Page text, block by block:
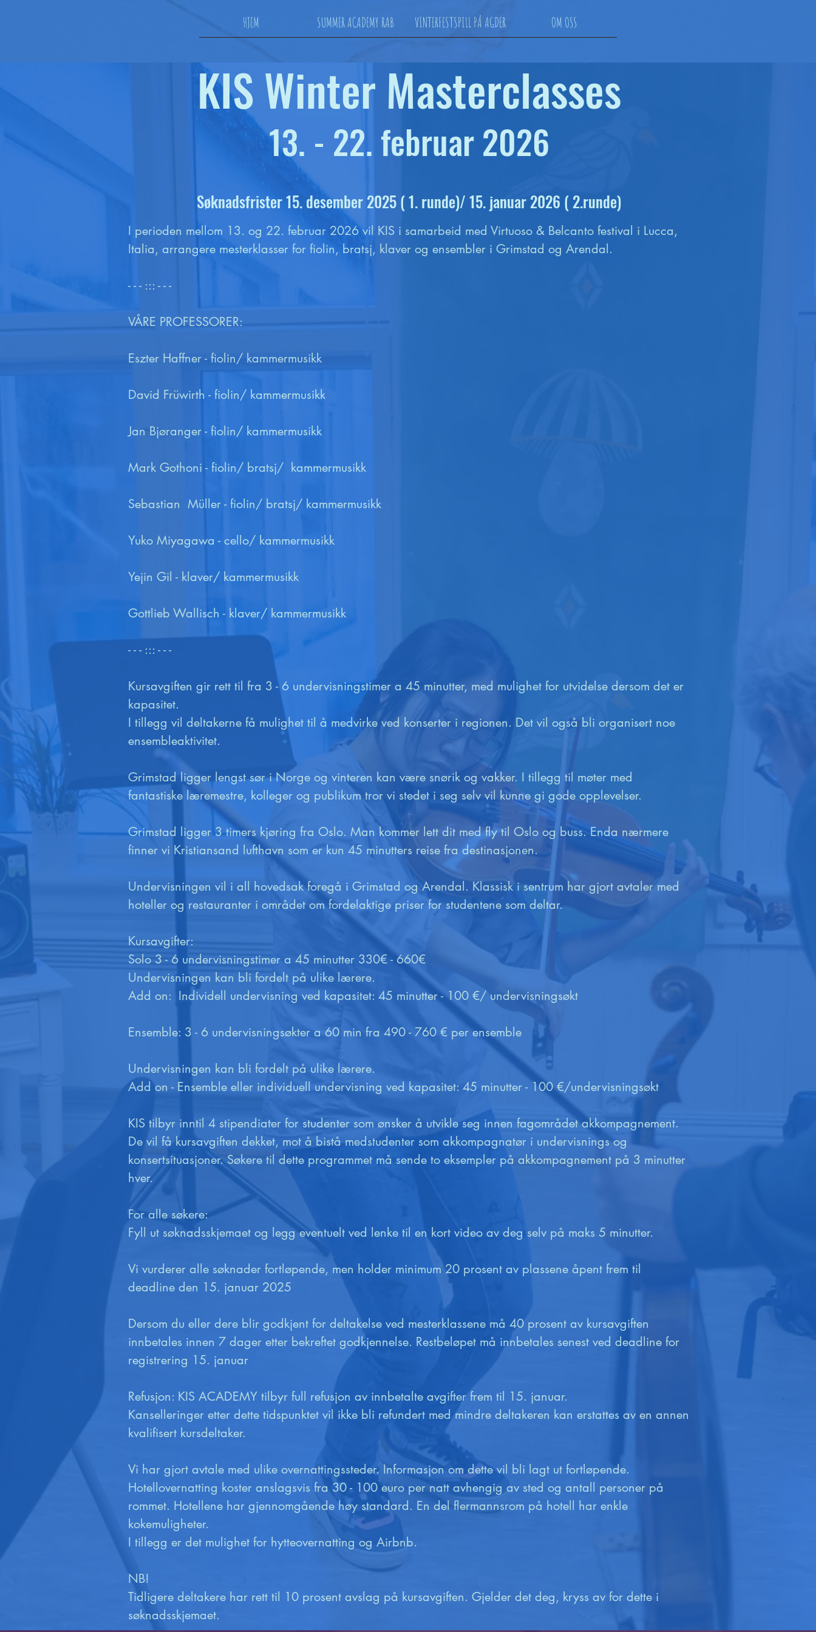
HJEM SUMMER ACADEMY RAB VINTERFESTSPILL PÅ AGDER OM OSS
KIS Winter Masterclasses
13. - 22. februar 2026
Søknadsfrister 15.desember 2025 ( 1. runde)/ 15. januar 2026 ( 2.runde)
I perioden mellom 13. og 22. februar 2026 vil KIS i samarbeid med Virtuoso & Belcanto festival i Lucca,
Italia, arrangere mesterklasser for fiolin, bratsj, klaver og ensembler i Grimstad og Arendal.
- - - ::: - - -
VÅRE PROFESSORER:
Eszter Haffner - fiolin/ kammermusikk
David Früwirth - fiolin/ kammermusikk
Jan Bjøranger - fiolin/ kammermusikk
Mark Gothoni - fiolin/ bratsj/  kammermusikk
Sebastian  Müller - fiolin/ bratsj/ kammermusikk
Yuko Miyagawa - cello/ kammermusikk
Yejin Gil - klaver/ kammermusikk
Gottlieb Wallisch - klaver/ kammermusikk
- - - ::: - - -
Kursavgiften gir rett til fra 3 - 6 undervisningstimer a 45 minutter, med mulighet for utvidelse dersom det er
kapasitet.
I tillegg vil deltakerne få mulighet til å medvirke ved konserter i regionen. Det vil også bli organisert noe
ensembleaktivitet.
Grimstad ligger lengst sør i Norge og vinteren kan være snørik og vakker. I tillegg til møter med
fantastiske læremestre, kolleger og publikum tror vi stedet i seg selv vil kunne gi gode opplevelser.
Grimstad ligger 3 timers kjøring fra Oslo. Man kommer lett dit med fly til Oslo og buss. Enda nærmere
finner vi Kristiansand lufthavn som er kun 45 minutters reise fra destinasjonen.
Undervisningen vil i all hovedsak foregå i Grimstad og Arendal. Klassisk i sentrum har gjort avtaler med
hoteller og restauranter i området om fordelaktige priser for studentene som deltar.
Kursavgifter:
Solo 3 - 6 undervisningstimer a 45 minutter 330€ - 660€
Undervisningen kan bli fordelt på ulike lærere.
Add on:  Individell undervisning ved kapasitet: 45 minutter - 100 €/ undervisningsøkt
Ensemble: 3 - 6 undervisningsøkter a 60 min fra 490 - 760 € per ensemble
Undervisningen kan bli fordelt på ulike lærere.
Add on - Ensemble eller individuell undervisning ved kapasitet: 45 minutter - 100 €/undervisningsøkt
KIS tilbyr inntil 4 stipendiater for studenter som ønsker å utvikle seg innen fagområdet akkompagnement.
De vil få kursavgiften dekket, mot å bistå medstudenter som akkompagnatør i undervisnings og
konsertsituasjoner. Søkere til dette programmet må sende to eksempler på akkompagnement på 3 minutter
hver.
For alle søkere:
Fyll ut søknadsskjemaet og legg eventuelt ved lenke til en kort video av deg selv på maks 5 minutter.
Vi vurderer alle søknader fortløpende, men holder minimum 20 prosent av plassene åpent frem til
deadline den 15. januar 2025
Dersom du eller dere blir godkjent for deltakelse ved mesterklassene må 40 prosent av kursavgiften
innbetales innen 7 dager etter bekreftet godkjennelse. Restbeløpet må innbetales senest ved deadline for
registrering 15. januar
Refusjon: KIS ACADEMY tilbyr full refusjon av innbetalte avgifter frem til 15. januar.
Kanselleringer etter dette tidspunktet vil ikke bli refundert med mindre deltakeren kan erstattes av en annen
kvalifisert kursdeltaker.
Vi har gjort avtale med ulike overnattingssteder. Informasjon om dette vil bli lagt ut fortløpende.
Hotellovernatting koster anslagsvis fra 30 - 100 euro per natt avhengig av sted og antall personer på
rommet. Hotellene har gjennomgående høy standard. En del flermannsrom på hotell har enkle
kokemuligheter.
I tillegg er det mulighet for hytteovernatting og Airbnb.
NB!
Tidligere deltakere har rett til 10 prosent avslag på kursavgiften. Gjelder det deg, kryss av for dette i
søknadsskjemaet.